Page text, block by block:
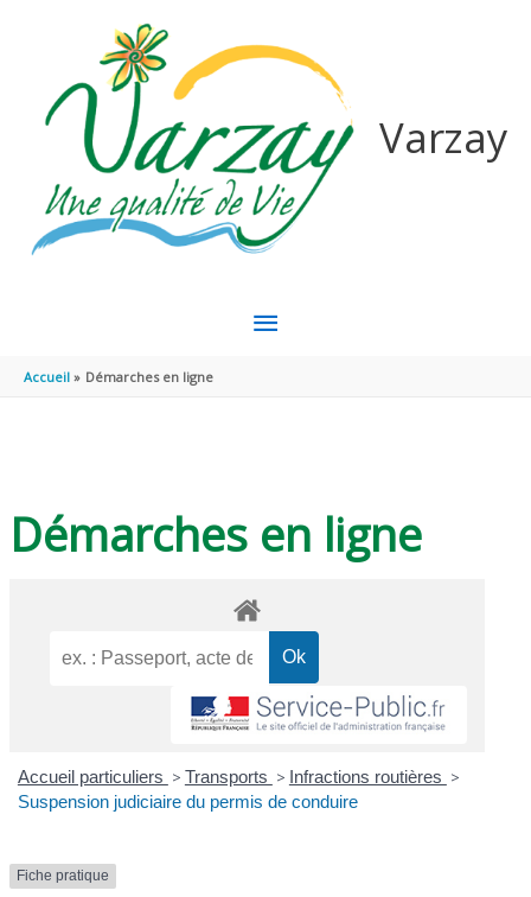
Varzay
MENU
Accueil Démarches en ligne
Démarches en ligne
Accueil particuliers > Transports > Infractions routières >
Suspension judiciaire du permis de conduire
Fiche pratique